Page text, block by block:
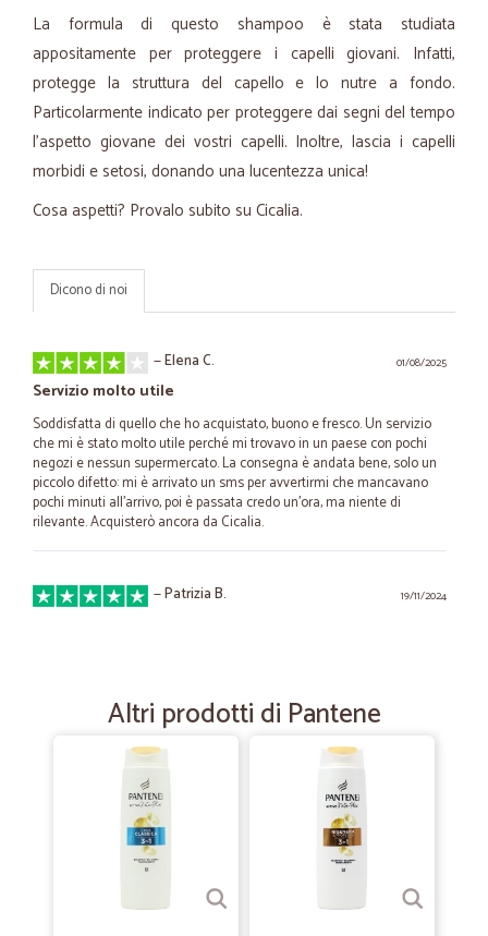
La formula di questo shampoo è stata studiata
appositamente per proteggere i capelli giovani. Infatti,
protegge la struttura del capello e lo nutre a fondo.
Particolarmente indicato per proteggere dai segni del tempo
l’aspetto giovane dei vostri capelli. Inoltre, lascia i capelli
morbidi e setosi, donando una lucentezza unica!
Cosa aspetti? Provalo subito su Cicalia.
Dicono di noi
01/08/2025
—Elena C.
Servizio molto utile
Soddisfatta di quello che ho acquistato, buono e fresco. Un servizio
che mi è stato molto utile perché mi trovavo in un paese con pochi
negozi e nessun supermercato. La consegna è andata bene, solo un
piccolo difetto: mi è arrivato un sms per avvertirmi che mancavano
pochi minuti all'arrivo, poi è passata credo un'ora, ma niente di
rilevante. Acquisterò ancora da Cicalia.
19/11/2024
—Patrizia B.
—Mariarosa G.
La spesa a domicilio
Mi piace fare la spesa da casa e cicalia me lo ha reso possibile tanti
prodotti in offerta e anche prodotti freschi che arrivano direttamente
a casa mia anche se abito in un paesino in montagna grazie.
22/10/2023
—Anna R.
Altri prodotti di Pantene